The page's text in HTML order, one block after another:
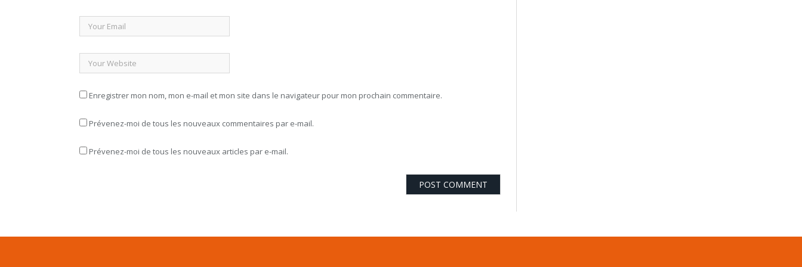
Enregistrer mon nom, mon e-mail et mon site dans le navigateur pour mon prochain commentaire.
Prévenez-moi de tous les nouveaux commentaires par e-mail.
Prévenez-moi de tous les nouveaux articles par e-mail.